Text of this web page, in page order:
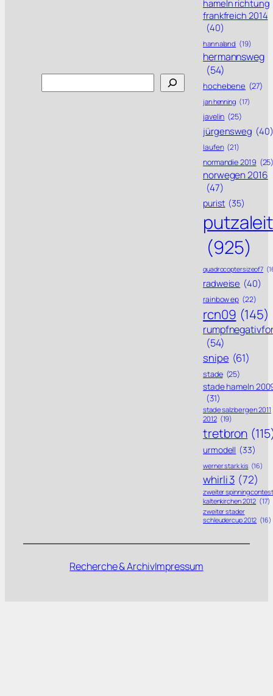
hameln richtung
frankfreich 2014
(40)
hannaland (19)
hermannsweg
(54)
hochebene (27)
jan henning (17)
javelin (25)
jürgensweg (40)
laufen (21)
normandie 2019
norwegen 2016
(47)
purist (35)
putzaleit
(925)
quadrocoptersizeof7
radweise (40)
rainbow ep (22)
rcn09 (145)
(54)
snipe (61)
stade (25)
stade hameln
(31)
stade salzbergen 2011
2012 (19)
tretbron
urmodell (33)
werner stark kis (16)
whirli 3 (72)
zweiter spinning contest
kaltenkirchen 2012 (17)
zweiter stader
schleudercup 2012 (16)
Recherche & ArchivImpressum